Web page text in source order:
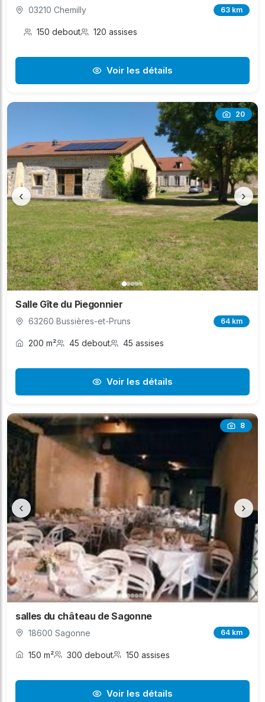
03210 Chemilly 63 km
150 debout 120 assises
Voir les détails
20
‹ ›
Salle Gîte du Piegonnier
63260 Bussières-et-Pruns 64 km
200 m² 45 debout 45 assises
Voir les détails
8
‹ ›
salles du château de Sagonne
18600 Sagonne 64 km
150 m² 300 debout 150 assises
Voir les détails